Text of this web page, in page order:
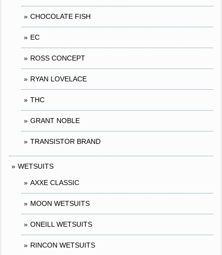
CHOCOLATE FISH
EC
ROSS CONCEPT
RYAN LOVELACE
THC
GRANT NOBLE
TRANSISTOR BRAND
WETSUITS
AXXE CLASSIC
MOON WETSUITS
ONEILL WETSUITS
RINCON WETSUITS